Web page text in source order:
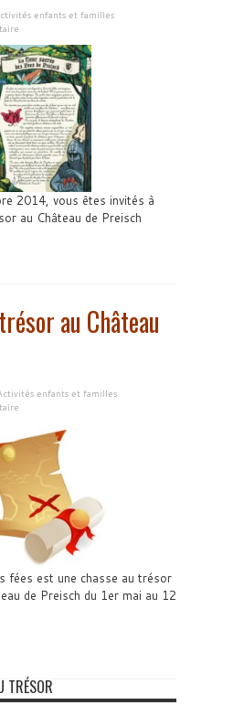
enfants et familles
2014, vous êtes invités à
au Château de Preisch
au Château
enfants et familles
fées est une chasse au trésor
de Preisch du 1er mai au 12
TRÉSOR